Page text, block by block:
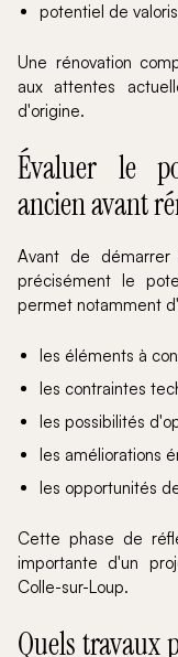
potentiel de
Une rénovation
aux attentes
d'origine.
Évaluer le
ancien avant
Avant de
précisément le
permet notamment
les éléments à
les contraintes
les possibilités
les améliorations
les opportunités
Cette phase de
importante d'un
Colle-sur-Loup.
Quels travaux